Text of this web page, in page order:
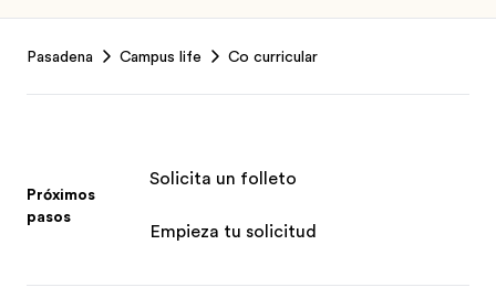
Pasadena Campus life Co curricular
Próximos
pasos
Solicita un folleto
Empieza tu solicitud